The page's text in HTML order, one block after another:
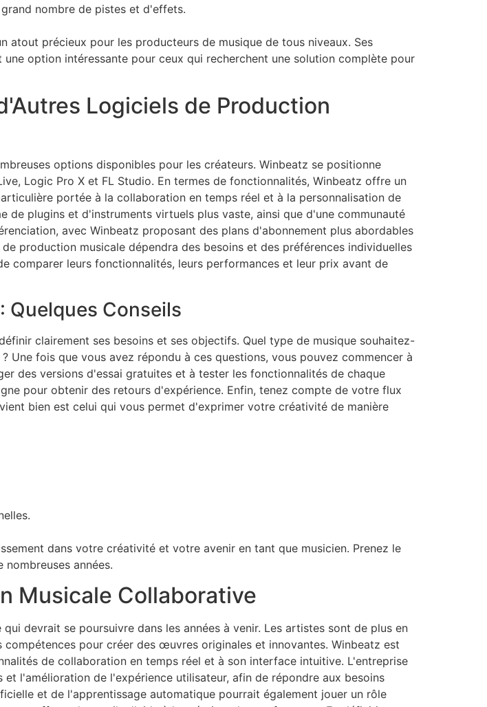
nombre de pistes et d'effets.
atout précieux pour les producteurs de musique de tous niveaux. Ses
option intéressante pour ceux qui recherchent une solution complète pour
Logiciels de Production
options disponibles pour les créateurs. Winbeatz se positionne
Logic Pro X et FL Studio. En termes de fonctionnalités, Winbeatz offre un
portée à la collaboration en temps réel et à la personnalisation de
plugins et d'instruments virtuels plus vaste, ainsi que d'une communauté
avec Winbeatz proposant des plans d'abonnement plus abordables
production musicale dépendra des besoins et des préférences individuelles
comparer leurs fonctionnalités, leurs performances et leur prix avant de
Quelques Conseils
clairement ses besoins et ses objectifs. Quel type de musique souhaitez-
fois que vous avez répondu à ces questions, vous pouvez commencer à
des versions d'essai gratuites et à tester les fonctionnalités de chaque
pour obtenir des retours d'expérience. Enfin, tenez compte de votre flux
bien est celui qui vous permet d'exprimer votre créativité de manière
dans votre créativité et votre avenir en tant que musicien. Prenez le
années.
Musicale Collaborative
devrait se poursuivre dans les années à venir. Les artistes sont de plus en
pour créer des œuvres originales et innovantes. Winbeatz est
de collaboration en temps réel et à son interface intuitive. L'entreprise
l'amélioration de l'expérience utilisateur, afin de répondre aux besoins
et de l'apprentissage automatique pourrait également jouer un rôle